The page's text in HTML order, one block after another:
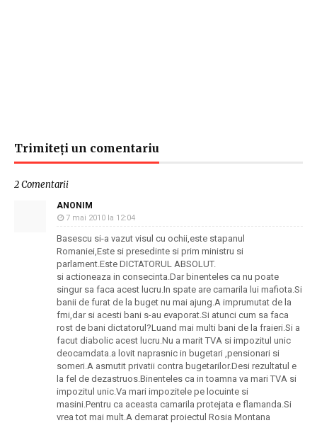
Trimiteți un comentariu
2 Comentarii
ANONIM
7 mai 2010 la 12:04
Basescu si-a vazut visul cu ochii,este stapanul
Romaniei,Este si presedinte si prim ministru si
parlament.Este DICTATORUL ABSOLUT.
si actioneaza in consecinta.Dar binenteles ca nu poate
singur sa faca acest lucru.In spate are camarila lui mafiota.Si
banii de furat de la buget nu mai ajung.A imprumutat de la
fmi,dar si acesti bani s-au evaporat.Si atunci cum sa faca
rost de bani dictatorul?Luand mai multi bani de la fraieri.Si a
facut diabolic acest lucru.Nu a marit TVA si impozitul unic
deocamdata.a lovit naprasnic in bugetari ,pensionari si
someri.A asmutit privatii contra bugetarilor.Desi rezultatul e
la fel de dezastruos.Binenteles ca in toamna va mari TVA si
impozitul unic.Va mari impozitele pe locuinte si
masini.Pentru ca aceasta camarila protejata e flamanda.Si
vrea tot mai mult.A demarat proiectul Rosia Montana